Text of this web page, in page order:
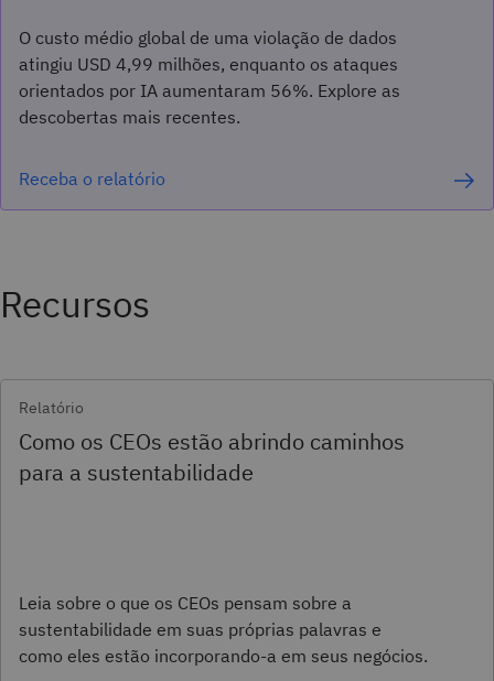
O custo médio global de uma violação de dados
atingiu USD 4,99 milhões, enquanto os ataques
orientados por IA aumentaram 56%. Explore as
descobertas mais recentes.
Receba o relatório
Recursos
Relatório
Como os CEOs estão abrindo caminhos
para a sustentabilidade
Leia sobre o que os CEOs pensam sobre a
sustentabilidade em suas próprias palavras e
como eles estão incorporando-a em seus negócios.